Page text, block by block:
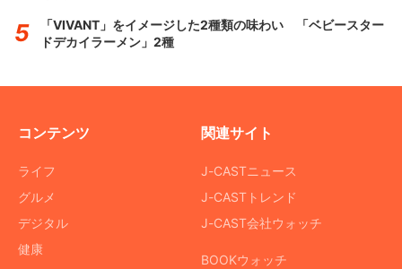
「VIVANT」をイメージした2種類の味わい 「ベビースター
ドデカイラーメン」2種
コンテンツ
ライフ
グルメ
デジタル
健康
関連サイト
J-CASTニュース
J-CASTトレンド
J-CAST会社ウォッチ
BOOKウォッチ